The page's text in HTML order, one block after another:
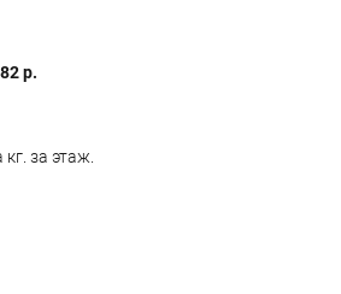
р.
за этаж.